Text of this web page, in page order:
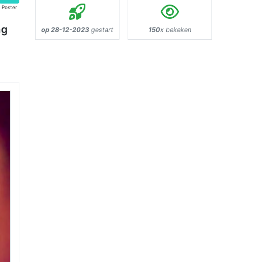
Poster
op 28-12-2023 gestart 150x bekeken